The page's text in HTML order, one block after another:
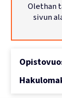
Olethan
sivun